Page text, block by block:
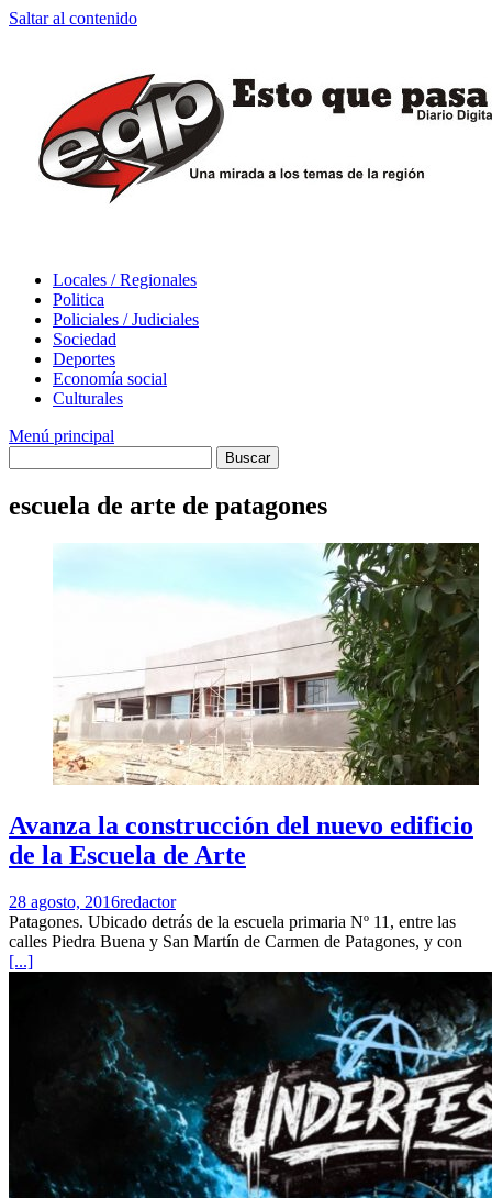
Saltar al contenido
Locales / Regionales
Politica
Policiales / Judiciales
Sociedad
Deportes
Economía social
Culturales
Menú principal
escuela de arte de patagones
Avanza la construcción del nuevo edificio
de la Escuela de Arte
28 agosto, 2016redactor
Patagones. Ubicado detrás de la escuela primaria Nº 11, entre las
calles Piedra Buena y San Martín de Carmen de Patagones, y con
[...]